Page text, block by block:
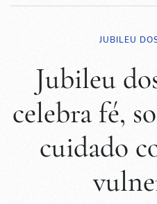
JUBILEU
Jubileu
celebra fé,
cuidado